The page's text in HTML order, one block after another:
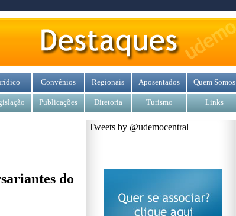
Convênios Regionais Aposentados Quem Somos
Publicações Diretoria Turismo Links
do
Tweets by @udemocentral